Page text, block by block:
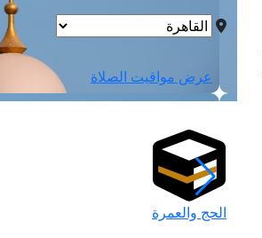
عرض مواقيت الصلاة
الحج والعمرة